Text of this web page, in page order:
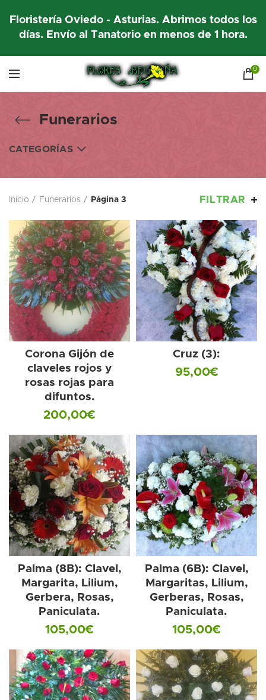
Floristería Oviedo - Asturias. Abrimos todos los
días. Envío al Tanatorio en menos de 1 hora.
0
Funerarios
CATEGORÍAS
Inicio Funerarios Página 3 FILTRAR
Corona Gijón de
claveles rojos y
rosas rojas para
difuntos.
200,00€
Cruz (3):
95,00€
Palma (8B): Clavel,
Margarita, Lilium,
Gerbera, Rosas,
Paniculata.
105,00€
Palma (6B): Clavel,
Margaritas, Lilium,
Gerberas, Rosas,
Paniculata.
105,00€